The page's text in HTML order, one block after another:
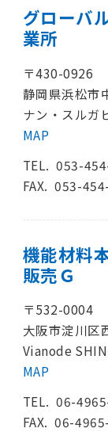
グローバ
業所
〒430-0926
静岡県浜松市
ナン・スルガ
MAP
TEL.053-
FAX. 053-
機能材料
販売Ｇ
〒532-0004
大阪市淀川区
Vianode
MAP
TEL.06-
FAX. 06-